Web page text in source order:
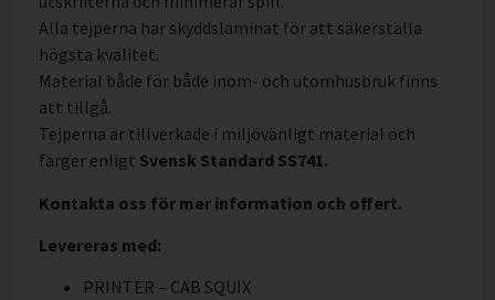
Alla tejperna har skyddslaminat för att säkerställa
högsta kvalitet.
Material både för både inom- och utomhusbruk finns
att tillgå.
Tejperna är tillverkade i miljövänligt material och
färger enligt Svensk Standard SS741.
Kontakta oss för mer information och offert.
Levereras med:
PRINTER – CAB SQUIX